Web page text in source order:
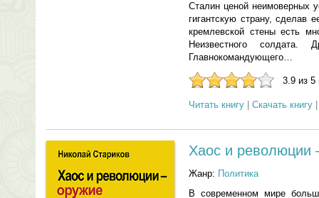
Сталин ценой неимоверных
гигантскую страну, сделав
кремлевской стены есть
Неизвестного солдата.
Главнокомандующего…
3.9 из 5
Читать книгу Скачать книгу
Хаос и
Жанр: Политика
В современном мире